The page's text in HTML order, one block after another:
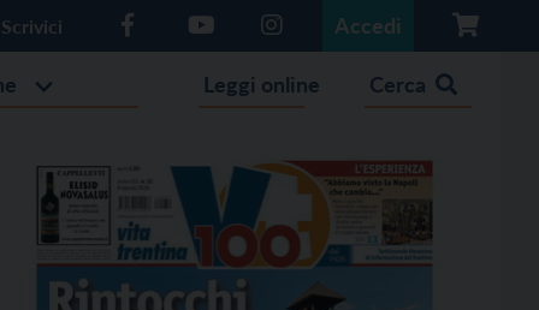
Scrivici Accedi
Leggi online Cerca